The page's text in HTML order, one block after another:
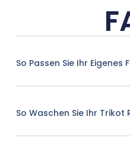
So Passen Sie Ihr
So Waschen Sie Ihr Trikot